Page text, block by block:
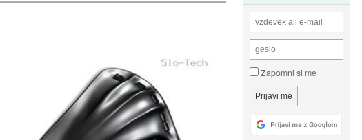
Zapomni si me